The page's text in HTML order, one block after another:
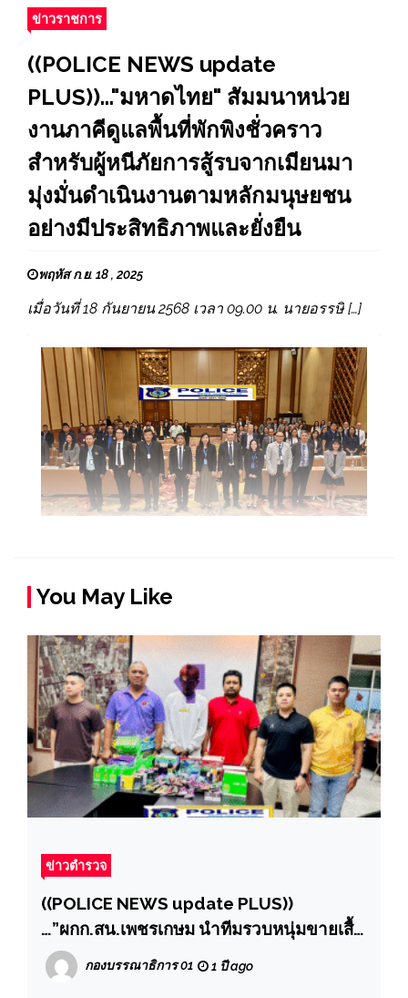
ข่าวราชการ
((POLICE NEWS update
PLUS))..."มหาดไทย" สัมมนาหน่วย
งานภาคีดูแลพื้นที่พักพิงชั่วคราว
สำหรับผู้หนีภัยการสู้รบจากเมียนมา
มุ่งมั่นดำเนินงานตามหลักมนุษยชน
อย่างมีประสิทธิภาพและยั่งยืน
พฤหัส ก.ย. 18 , 2025
เมื่อวันที่ 18 กันยายน 2568 เวลา 09.00 น. นายอรรษิ […]
You May Like
ข่าวตำรวจ
((POLICE NEWS update PLUS))
…”ผกก.สน.เพชรเกษม นำทีมรวบหนุ่มขายเสื้อ
วินเทจบังหน้า ลอบขายบุหรี่ไฟฟ้าทาง
ออนไลน์ ซุกของไว้บนกล่องลังมอไซค์
กองบรรณาธิการ 01 1 ปี ago